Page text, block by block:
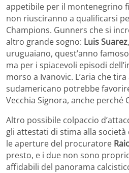
appetibile per il montenegrino
non riusciranno a qualificarsi
Champions. Gunners che si
altro grande sogno: Luis Suarez
uruguaiano, quest’anno
ma per i spiacevoli episodi
morso a Ivanovic. L’aria che
sudamericano potrebbe
Vecchia Signora, anche perché
Altro possibile colpaccio
gli attestati di stima alla società
le aperture del procuratore
presto, e i due non sono
affidabili del panorama